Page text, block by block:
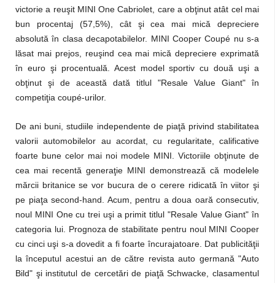
victorie a reuşit MINI One Cabriolet, care a obţinut atât cel mai
bun procentaj (57,5%), cât şi cea mai mică depreciere
absolută în clasa decapotabilelor. MINI Cooper Coupé nu s-a
lăsat mai prejos, reuşind cea mai mică depreciere exprimată
în euro şi procentuală. Acest model sportiv cu două uşi a
obţinut şi de această dată titlul "Resale Value Giant" în
competiţia coupé-urilor.
De ani buni, studiile independente de piaţă privind stabilitatea
valorii automobilelor au acordat, cu regularitate, calificative
foarte bune celor mai noi modele MINI. Victoriile obţinute de
cea mai recentă generaţie MINI demonstrează că modelele
mărcii britanice se vor bucura de o cerere ridicată în viitor şi
pe piaţa second-hand. Acum, pentru a doua oară consecutiv,
noul MINI One cu trei uşi a primit titlul "Resale Value Giant" în
categoria lui. Prognoza de stabilitate pentru noul MINI Cooper
cu cinci uşi s-a dovedit a fi foarte încurajatoare. Dat publicităţii
la începutul acestui an de către revista auto germană "Auto
Bild" şi institutul de cercetări de piaţă Schwacke, clasamentul